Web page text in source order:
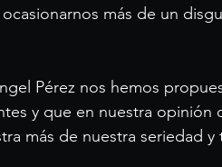
más de un
Pérez nos hemos
y que en nuestra opinión
más de nuestra seriedad